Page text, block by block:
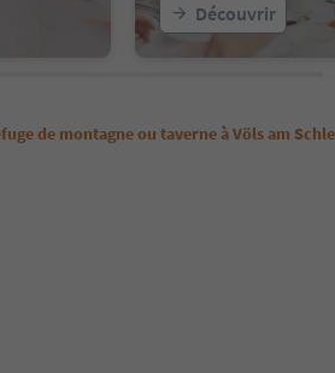
Découvrir
de montagne ou taverne à Völs am